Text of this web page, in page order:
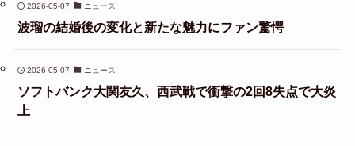
2026-05-07 ニュース
波瑠の結婚後の変化と新たな魅力にファン驚愕
2026-05-07 ニュース
ソフトバンク大関友久、西武戦で衝撃の2回8失点で大炎
上